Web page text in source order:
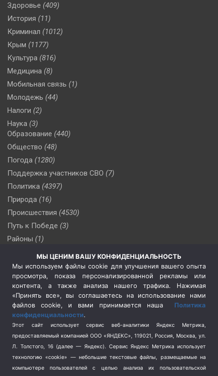
Здоровье (409)
История (11)
Криминал (1012)
Крым (1177)
Культура (816)
Медицина (8)
Мобильная связь (1)
Молодежь (44)
Налоги (2)
Наука (3)
Образование (440)
Общество (48)
Погода (1280)
Поддержка участников СВО (7)
Политика (4397)
Природа (16)
Происшествия (4530)
Путь к Победе (3)
Районы (1)
(510)
Сельское хозяйство (3)
Социальная политика
(3)
Спецоперация в Украине
Спецоперация на Украине
(404)
Спорт (740)
Терроризм (1)
Транспорт (262)
Туризм (178)
МЫ ЦЕНИМ ВАШУ КОНФИДЕНЦИАЛЬНОСТЬ
Мы используем файлы cookie для улучшения вашего опыта
просмотра, показа персонализированной рекламы или
контента, а также анализа нашего трафика. Нажимая
«Принять все», вы соглашаетесь на использование нами
файлов cookie, и вами принимается наша Политика
конфиденциальности.
Этот сайт использует сервис веб-аналитики Яндекс Метрика,
предоставляемый компанией ООО «ЯНДЕКС», 119021, Россия, Москва, ул.
Л. Толстого, 16 (далее — Яндекс). Сервис Яндекс Метрика использует
технологию «cookie» — небольшие текстовые файлы, размещаемые на
компьютере пользователей с целью анализа их пользовательской